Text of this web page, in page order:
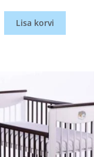
Lisa korvi